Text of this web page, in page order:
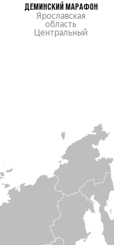
ДЕМИНСКИЙ МАРАФОН
Ярославская
область
Центральный